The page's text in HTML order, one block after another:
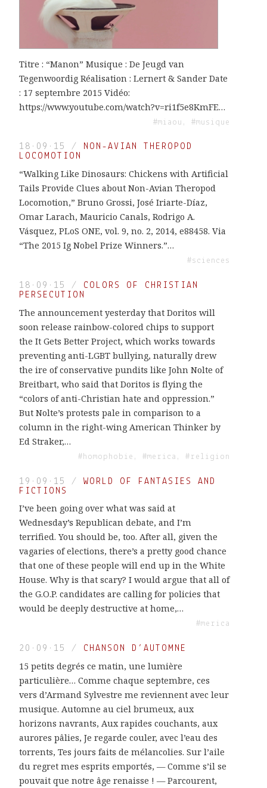
Titre : “Manon” Musique : De Jeugd van
Tegenwoordig Réalisation : Lernert & Sander Date
: 17 septembre 2015 Vidéo:
https://www.youtube.com/watch?v=ri1f5e8KmFE…
#miaou, #musique
18·09·15 /
NON-AVIAN THEROPOD
LOCOMOTION
“Walking Like Dinosaurs: Chickens with Artificial
Tails Provide Clues about Non-Avian Theropod
Locomotion,” Bruno Grossi, José Iriarte-Díaz,
Omar Larach, Mauricio Canals, Rodrigo A.
Vásquez, PLoS ONE, vol. 9, no. 2, 2014, e88458. Via
“The 2015 Ig Nobel Prize Winners.”…
#sciences
18·09·15 /
COLORS OF CHRISTIAN
PERSECUTION
The announcement yesterday that Doritos will
soon release rainbow-colored chips to support
the It Gets Better Project, which works towards
preventing anti-LGBT bullying, naturally drew
the ire of conservative pundits like John Nolte of
Breitbart, who said that Doritos is flying the
“colors of anti-Christian hate and oppression.”
But Nolte’s protests pale in comparison to a
column in the right-wing American Thinker by
Ed Straker,…
#homophobie, #merica, #religion
19·09·15 /
WORLD OF FANTASIES AND
FICTIONS
I’ve been going over what was said at
Wednesday’s Republican debate, and I’m
terrified. You should be, too. After all, given the
vagaries of elections, there’s a pretty good chance
that one of these people will end up in the White
House. Why is that scary? I would argue that all of
the G.O.P. candidates are calling for policies that
would be deeply destructive at home,…
#merica
20·09·15 / CHANSON D’AUTOMNE
15 petits degrés ce matin, une lumière
particulière… Comme chaque septembre, ces
vers d’Armand Sylvestre me reviennent avec leur
musique. Automne au ciel brumeux, aux
horizons navrants, Aux rapides couchants, aux
aurores pâlies, Je regarde couler, avec l’eau des
torrents, Tes jours faits de mélancolies. Sur l’aile
du regret mes esprits emportés, — Comme s’il se
pouvait que notre âge renaisse ! — Parcourent,